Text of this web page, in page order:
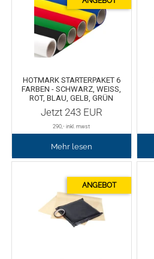
Chemica Galaxy
Chemica Sunmark
Chemica Reflex
Chemica Darklite
Chemica Metallic
Chemica Fashion
Transferpapier
Handgelenktasche
Werkzeugkasten
Tücher
Reinigungsset
Glasschaber
Verpackungsmaschinen
Klebeband
HOTMARK STARTERPAKET 6
FARBEN - SCHWARZ, WEISS, R
OT, BLAU, GELB, GRÜN 5
0CM*5M
Jetzt 243EUR
290,- inkl. mwst
Mehr lesen